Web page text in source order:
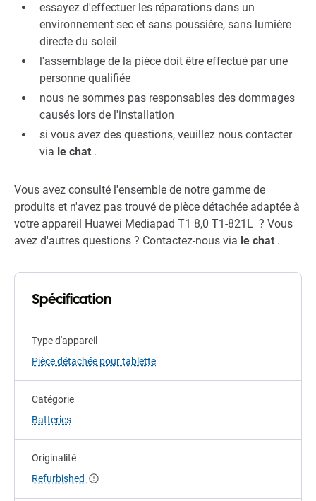
essayez d'effectuer les réparations dans un
environnement sec et sans poussière, sans lumière
directe du soleil
l'assemblage de la pièce doit être effectué par une
personne qualifiée
nous ne sommes pas responsables des dommages
causés lors de l'installation
si vous avez des questions, veuillez nous contacter
via le chat .
Vous avez consulté l'ensemble de notre gamme de
produits et n'avez pas trouvé de pièce détachée adaptée à
votre appareil Huawei Mediapad T1 8,0 T1-821L ? Vous
avez d'autres questions ? Contactez-nous via le chat .
Spécification
Type d'appareil
Pièce détachée pour tablette
Catégorie
Batteries
Originalité
Refurbished